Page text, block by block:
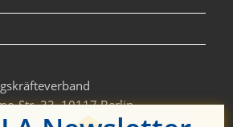
Str. 33, 10117 Berlin